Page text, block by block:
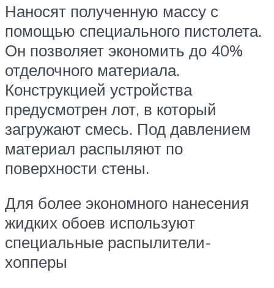
Наносят полученную массу с
помощью специального пистолета.
Он позволяет экономить до 40%
отделочного материала.
Конструкцией устройства
предусмотрен лот, в который
загружают смесь. Под давлением
материал распыляют по
поверхности стены.
Для более экономного нанесения
жидких обоев используют
специальные распылители-
хопперы